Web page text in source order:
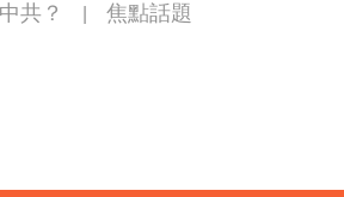
共？ 焦點話題